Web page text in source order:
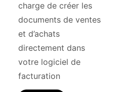
charge de créer les
documents de ventes
et d’achats
directement dans
votre logiciel de
facturation